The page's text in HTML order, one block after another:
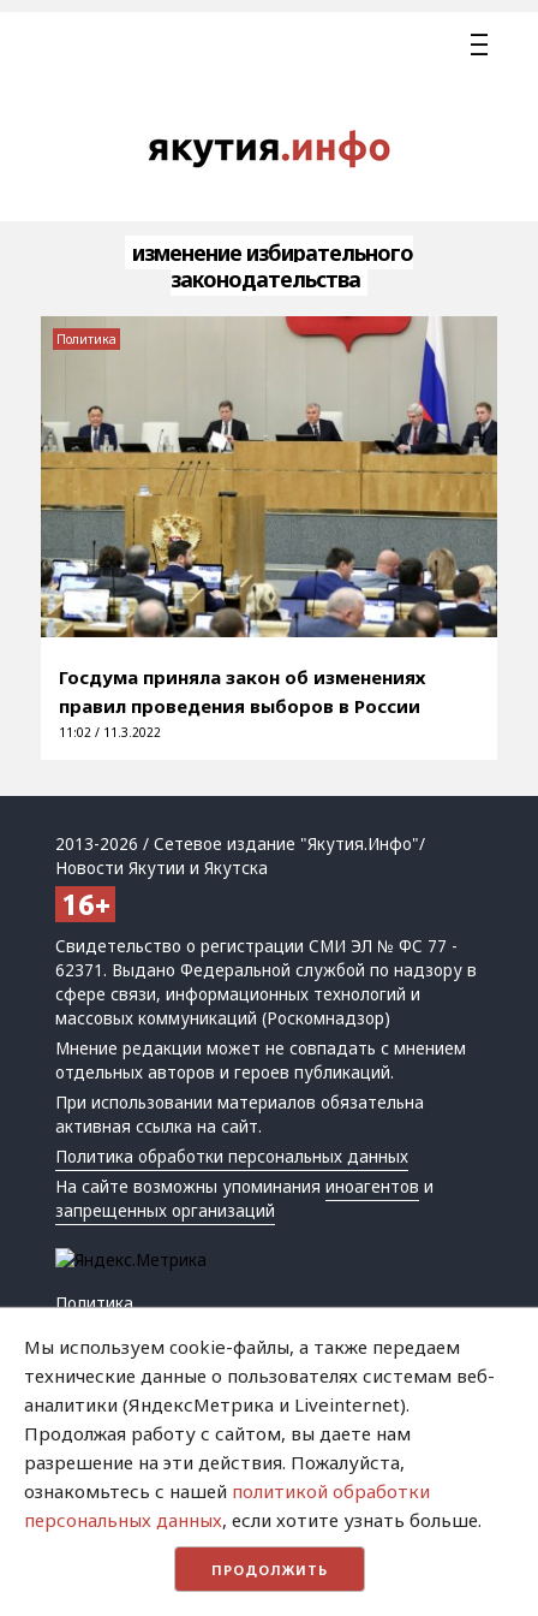
изменение избирательного
законодательства
Госдума приняла закон об изменениях
правил проведения выборов в России
11:02 / 11.3.2022
Политика
2013-2026 / Сетевое издание "Якутия.Инфо"/
Новости Якутии и Якутска
Свидетельство о регистрации СМИ ЭЛ № ФС 77 -
62371. Выдано Федеральной службой по надзору в
сфере связи, информационных технологий и
массовых коммуникаций (Роскомнадзор)
Мнение редакции может не совпадать с мнением
отдельных авторов и героев публикаций.
При использовании материалов обязательна
активная ссылка на сайт.
Политика обработки персональных данных
На сайте возможны упоминанияиноагентов и
запрещенных организаций
Политика
Успех
Хватит это терпеть
Мы используем cookie-файлы, а также передаем
технические данные о пользователях системам веб-
аналитики (ЯндексМетрика и Liveinternet).
Продолжая работу с сайтом, вы даете нам
разрешение на эти действия. Пожалуйста,
ознакомьтесь с нашей политикой обработки
персональных данных, если хотите узнать больше.
ПРОДОЛЖИТЬ